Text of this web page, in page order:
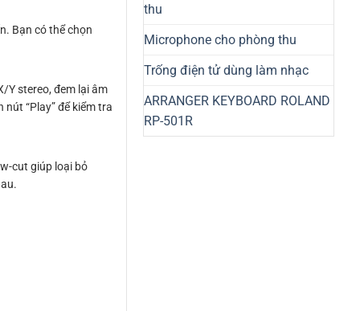
thu
Microphone cho phòng thu
Trống điện tử dùng làm nhạc
ARRANGER KEYBOARD ROLAND
RP-501R
Bạn có thể chọn
Y stereo, đem lại âm
“Play” để kiểm tra
cut giúp loại bỏ